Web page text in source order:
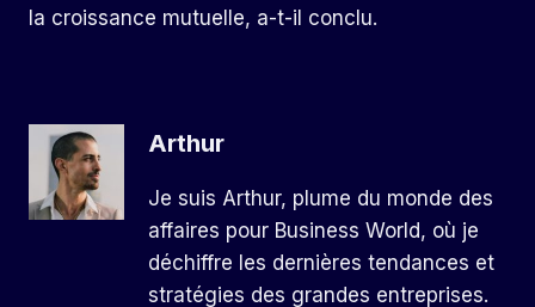
la croissance mutuelle, a-t-il conclu.
Arthur
Je suis Arthur, plume du monde des
affaires pour Business World, où je
déchiffre les dernières tendances et
stratégies des grandes entreprises.